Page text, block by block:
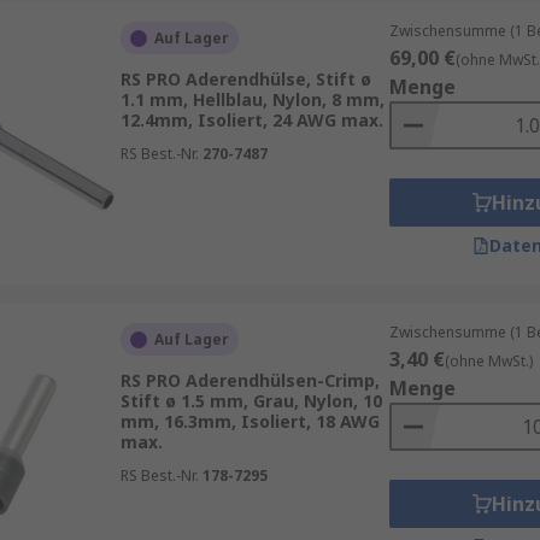
ist bei uns an erster Stelle. Wir haben uns seit 1937
Produkte zu liefern. Wir unterstützen
Bestellung bis 22 Uhr sind alle Produkte im
wie Phoenix Contact, TE Connectivity,
zur spätesten Bestelluhrzeit für eine garantierte
finden Sie auf der jeweiligen Produktseite. RS
RS Inventory Solutions. Finden Sie hier weitere Sorten
Auf Lager
RS PRO Aderendhülse, Stift ø
1.1 mm, Hellblau, Nylon, 8 mm,
12.4mm, Isoliert, 24 AWG max.
RS Best.-Nr. 270-7487
Zwischensumme (1
69,00 €(ohne
Menge
Auf Lager
RS PRO Aderendhülsen-Crimp,
Stift ø 1.5 mm, Grau, Nylon, 10
mm, 16.3mm, Isoliert, 18 AWG
max.
RS Best.-Nr. 178-7295
Zwischensumme (1
3,40 €(ohne MwSt.)
Menge